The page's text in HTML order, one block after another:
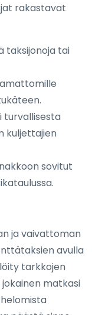
rakastavat
taksijonoja tai
turvallisesta
kuljettajien
sovitut
ja vaivattoman
avulla
tarkkojen
matkasi